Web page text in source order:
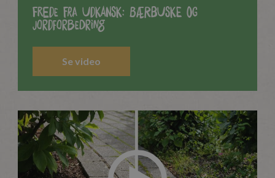
Frede fra Udkansk: Bærbuske og
jordforbedring
Se video